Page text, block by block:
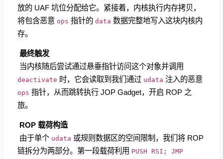
放的 UAF 坑位分配给它。紧接着，内核执行内存拷贝，
将包含恶意 ops 指针的 data 数据完整地写入这块内核内
存。
最终触发
​ 当内核随后尝试通过悬垂指针访问这个对象并调用
deactivate 时，它会读取到我们通过 udata 注入的恶意
ops 指针，从而跳转执行 JOP Gadget，开启 ROP 之
旅。
ROP 载荷构造
​ 由于单个 udata 或规则数据区的空间限制，我们将 ROP
链拆分为两部分。第一段载荷利用 PUSH RSI; JMP